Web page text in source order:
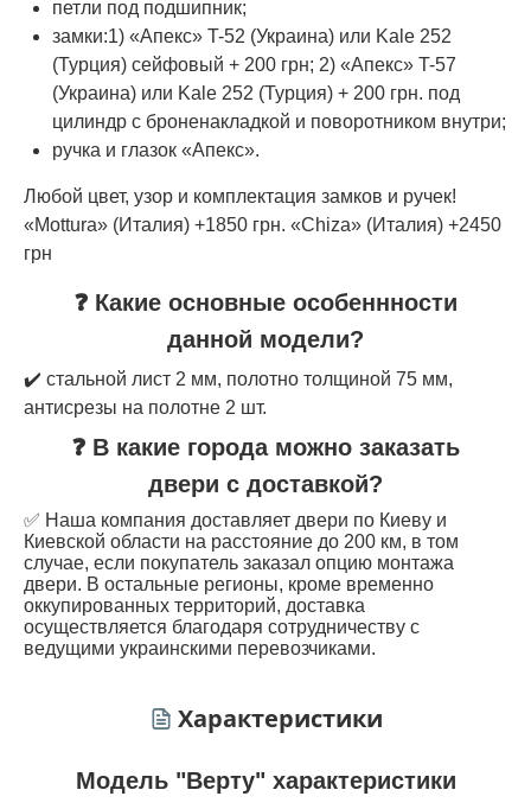
петли под подшипник;
замки:1) «Апекс» T-52 (Украина) или Kale 252
(Турция) сейфовый + 200 грн; 2) «Апекс» T-57
(Украина) или Kale 252 (Турция) + 200 грн. под
цилиндр с броненакладкой и поворотником внутри;
ручка и глазок «Апекс».
Любой цвет, узор и комплектация замков и ручек!
«Mottura» (Италия) +1850 грн. «Chiza» (Италия) +2450
грн
❓ Какие основные особеннности
данной модели?
✔️ стальной лист 2 мм, полотно толщиной 75 мм,
антисрезы на полотне 2 шт.
❓ В какие города можно заказать
двери с доставкой?
✅ Наша компания доставляет двери по Киеву и
Киевской области на расстояние до 200 км, в том
случае, если покупатель заказал опцию монтажа
двери. В остальные регионы, кроме временно
оккупированных территорий, доставка
осуществляется благодаря сотрудничеству с
ведущими украинскими перевозчиками.
Характеристики
Модель "Верту" характеристики